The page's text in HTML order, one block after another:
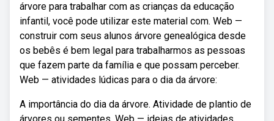
árvore para trabalhar com as crianças da educação
infantil, você pode utilizar este material com. Web —
construir com seus alunos árvore genealógica desde
os bebês é bem legal para trabalharmos as pessoas
que fazem parte da família e que possam perceber.
Web — atividades lúdicas para o dia da árvore:
A importância do dia da árvore. Atividade de plantio de